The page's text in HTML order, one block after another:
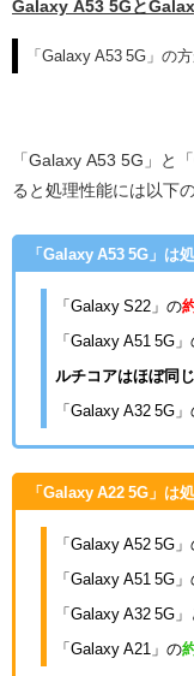
Galaxy A53 5Gと
「Galaxy A53 5G」の
「Galaxy A53 5G」と
ると処理性能には以下
「Galaxy A53 5G」は
「Galaxy S22」の
「Galaxy A51 5G」
ルチコアはほぼ同
「Galaxy A32 5G」
「Galaxy A22 5G」は
「Galaxy A52 5G」
「Galaxy A51 5G」
「Galaxy A32 5G
「Galaxy A21」の